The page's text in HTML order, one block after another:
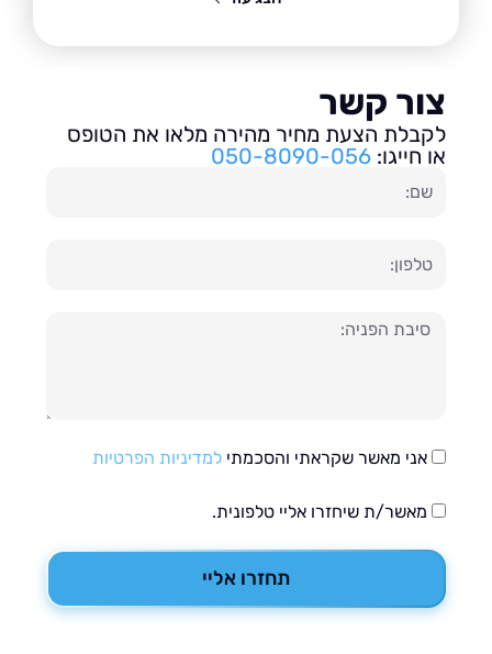
קשר
הצעת מחיר מהירה מלאו את הטופס
חייגו:050-8090-056
אני מאשר שקראתי והסכמתילמדיניות הפרטיות
מאשר/ת שיחזרו אליי טלפונית.
תחזרו אליי